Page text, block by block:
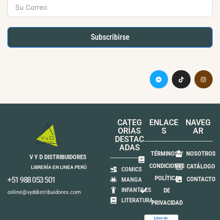
Subscribirse
V Y D DISTRIBUIDORES
LIBRERÍA EN LINEA PERÚ
+51 988 053 501
online@vyddistribuidores.com
CATEG
ORÍAS
DESTAC
ADAS
COMICS
MANGA
INFANTILES
LITERATURA
ENLACE
S
TÉRMINOS Y
CONDICIONES
POLÍTICA
DE
PRIVACIDAD
NAVEG
AR
NOSOTROS
CATÁLOGO
CONTACTO